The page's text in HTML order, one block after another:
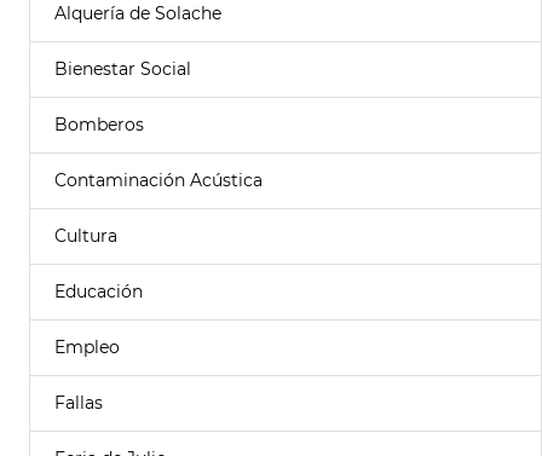
Alquería de Solache
Bienestar Social
Bomberos
Contaminación Acústica
Cultura
Educación
Empleo
Fallas